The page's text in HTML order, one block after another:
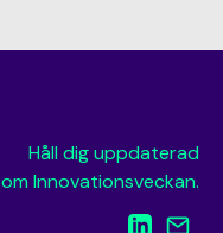
Håll dig uppdaterad
om Innovationsveckan.